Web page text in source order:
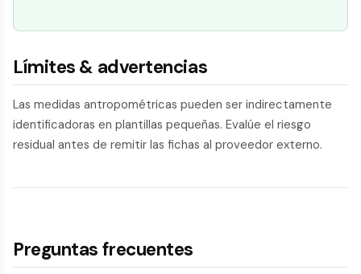
Límites & advertencias
Las medidas antropométricas pueden ser indirectamente
identificadoras en plantillas pequeñas. Evalúe el riesgo
residual antes de remitir las fichas al proveedor externo.
Preguntas frecuentes